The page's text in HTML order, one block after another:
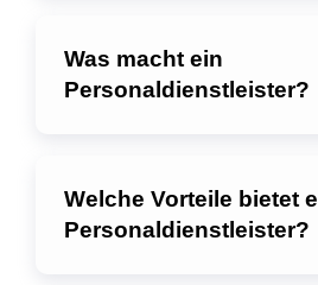
Was macht ein
Personaldienstleister?
Welche Vorteile bietet
Personaldienstleister?